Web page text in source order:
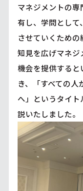
マネジメントの
有し、学問として
させていくため
知見を広げマネジ
機会を提供する
き、「すべての
へ」というタイ
説いたしました。